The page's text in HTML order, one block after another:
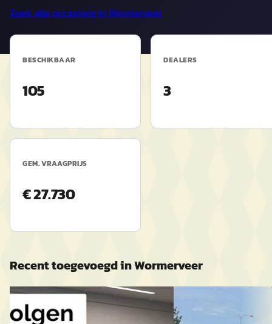
Zoek alle occasions inWormerveer
BESCHIKBAAR
105
DEALERS
3
GEM. VRAAGPRIJS
€ 27.730
Recent toegevoegd inWormerveer
Nieuw binnen
B
C